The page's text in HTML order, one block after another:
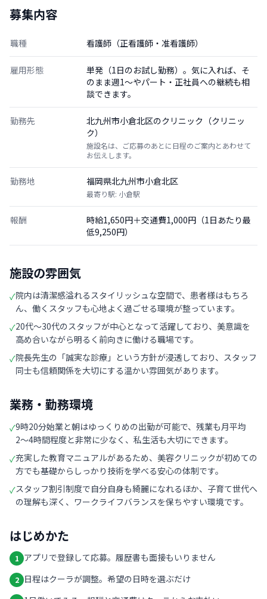
募集内容
職種 看護師（正看護師・准看護師）
雇用形態
単発（1日のお試し勤務）。気に入れば、そ
のまま週1〜やパート・正社員への継続も相
談できます。
勤務先
北九州市小倉北区のクリニック（クリニッ
ク）
施設名は、ご応募のあとに日程のご案内とあわせて
お伝えします。
勤務地 福岡県北九州市小倉北区
最寄り駅: 小倉駅
報酬
時給1,650円＋交通費1,000円（1日あたり最
低9,250円）
施設の雰囲気
✓院内は清潔感溢れるスタイリッシュな空間で、患者様はもちろ
ん、働くスタッフも心地よく過ごせる環境が整っています。
✓20代〜30代のスタッフが中心となって活躍しており、美意識を
高め合いながら明るく前向きに働ける職場です。
✓院長先生の「誠実な診療」という方針が浸透しており、スタッフ
同士も信頼関係を大切にする温かい雰囲気があります。
業務・勤務環境
✓9時20分始業と朝はゆっくりめの出勤が可能で、残業も月平均
2〜4時間程度と非常に少なく、私生活も大切にできます。
✓充実した教育マニュアルがあるため、美容クリニックが初めての
方でも基礎からしっかり技術を学べる安心の体制です。
✓スタッフ割引制度で自分自身も綺麗になれるほか、子育て世代へ
の理解も深く、ワークライフバランスを保ちやすい環境です。
はじめかた
1 アプリで登録して応募。履歴書も面接もいりません
2 日程はクーラが調整。希望の日時を選ぶだけ